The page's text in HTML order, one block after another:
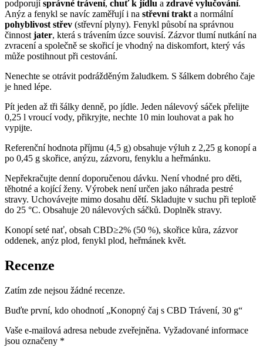
podporujísprávné trávení, chuť k jídlu a zdravé vylučování.
Anýz a fenykl se navíc zaměřují i na střevní trakt a normální
pohyblivost střev (střevní plyny). Fenykl působí na správnou
činnost jater, která s trávením úzce souvisí. Zázvor tlumí nutkání na
zvracení a společně se skořicí je vhodný na diskomfort, který vás
může postihnout při cestování.
Nenechte se otrávit podrážděným žaludkem. S šálkem dobrého čaje
je hned lépe.
Pít jeden až tři šálky denně, po jídle. Jeden nálevový sáček přelijte
0,25 l vroucí vody, přikryjte, nechte 10 min louhovat a pak ho
vypijte.
Referenční hodnota příjmu (4,5 g) obsahuje výluh z 2,25 g konopí a
po 0,45 g skořice, anýzu, zázvoru, fenyklu a heřmánku.
Nepřekračujte denní doporučenou dávku. Není vhodné pro děti,
těhotné a kojící ženy. Výrobek není určen jako náhrada pestré
stravy. Uchovávejte mimo dosahu dětí. Skladujte v suchu při teplotě
do 25 °C. Obsahuje 20 nálevových sáčků. Doplněk stravy.
Konopí seté nať, obsah CBD≥2% (50 %), skořice kůra, zázvor
oddenek, anýz plod, fenykl plod, heřmánek květ.
Recenze
Zatím zde nejsou žádné recenze.
Buďte první, kdo ohodnotí „Konopný čaj s CBD Trávení, 30 g“
Vaše e-mailová adresa nebude zveřejněna. Vyžadované informace
jsou označeny *